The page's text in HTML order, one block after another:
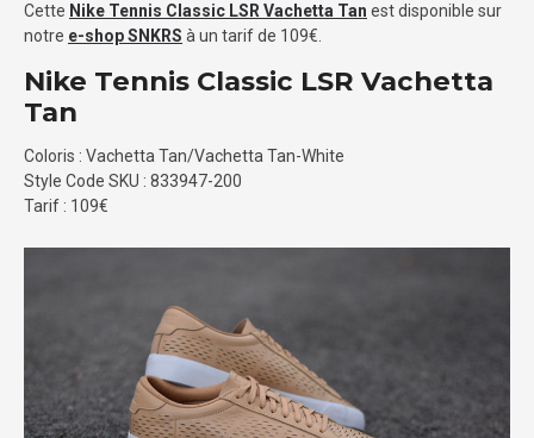
Cette Nike Tennis Classic LSR Vachetta Tan est disponible sur
notre e-shop SNKRS à un tarif de 109€.
Nike Tennis Classic LSR Vachetta
Tan
Coloris : Vachetta Tan/Vachetta Tan-White
Style Code SKU : 833947-200
Tarif : 109€